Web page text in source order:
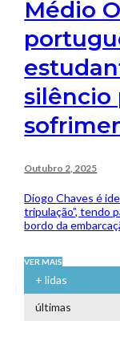
Médio
silêncio
Outubro 2, 2025
Diogo Chaves é
tripulação”, tendo
bordo da
VER MAIS
+ lidas
últimas